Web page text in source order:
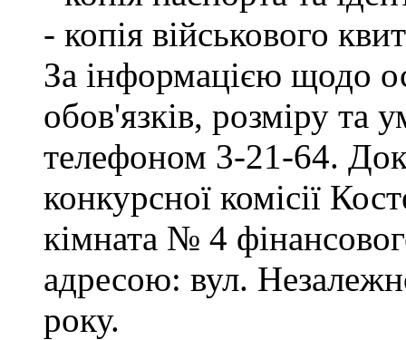
- копія військового
За інформацією щодо
обов'язків, розміру та
телефоном 3-21-64.
конкурсної комісії
кімната № 4
адресою: вул.
року.